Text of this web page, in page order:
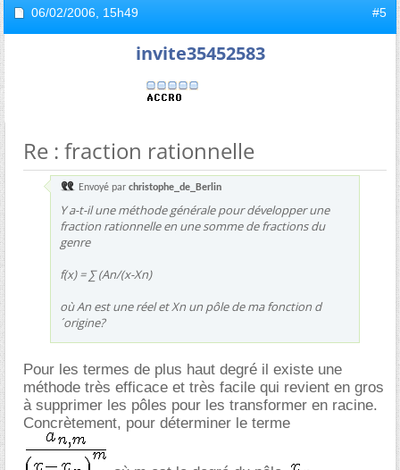
06/02/2006, 15h49 #5
invite35452583
Re : fraction rationnelle
Envoyé par christophe_de_Berlin
Y a-t-il une méthode générale pour développer une
fraction rationnelle en une somme de fractions du
genre
f(x) = ∑ (An/(x-Xn)
où An est une réel et Xn un pôle de ma fonction d
´origine?
Pour les termes de plus haut degré il existe une
méthode très efficace et très facile qui revient en gros
à supprimer les pôles pour les transformer en racine.
Concrètement, pour déterminer le terme